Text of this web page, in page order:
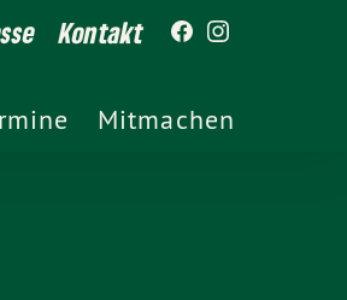
Kontakt
Mitmachen